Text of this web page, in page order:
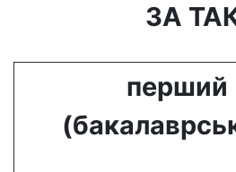
ЗА
перший